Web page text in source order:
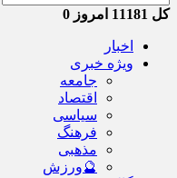
کل امروز 0
اخبار
ویژه خبری
جامعه
اقتصاد
سیاسی
فرهنگ
مذهبی
🔮ورزش